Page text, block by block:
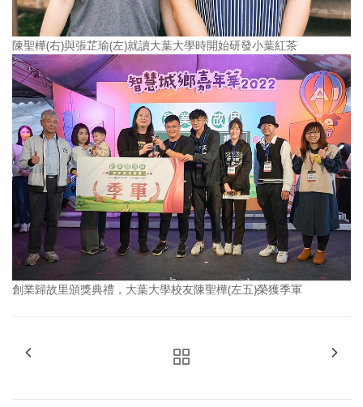
陳聖樺(右)與張芷瑜(左)就讀大葉大學時開始研發小葉紅茶
創業歸故里頒獎典禮，大葉大學校友陳聖樺(左五)榮獲季軍